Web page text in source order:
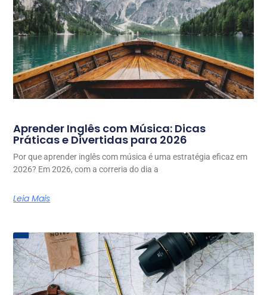
Aprender Inglês com Música: Dicas
Práticas e Divertidas para 2026
Por que aprender inglês com música é uma estratégia eficaz em
2026? Em 2026, com a correria do dia a
Leia Mais